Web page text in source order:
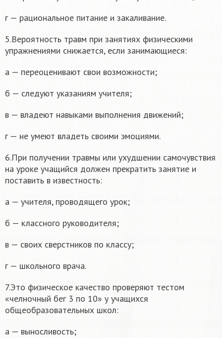
г — рациональное питание и закаливание.
5.Вероятность травм при занятиях физическими
упражнениями снижается, если занимающиеся:
а — переоценивают свои возможности;
б — следуют указаниям учителя;
в — владеют навыками выполнения движений;
г — не умеют владеть своими эмоциями.
6.При получении травмы или ухудшении самочувствия
на уроке учащийся должен прекратить занятие и
поставить в известность:
а — учителя, проводящего урок;
б — классного руководителя;
в — своих сверстников по классу;
г — школьного врача.
7.Это физическое качество проверяют тестом
«челночный бег 3 по 10» у учащихся
общеобразовательных школ:
а — выносливость;